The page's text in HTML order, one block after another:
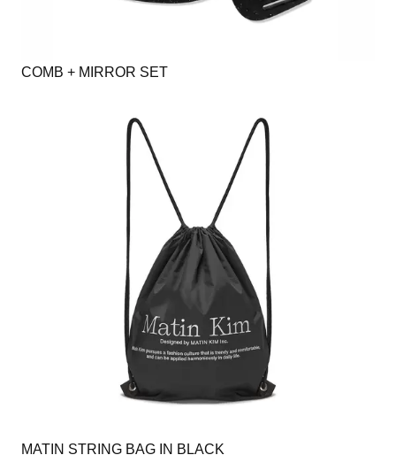
COMB + MIRROR SET
MATIN STRING BAG IN BLACK